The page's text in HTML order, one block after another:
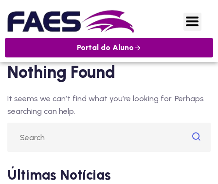
Portal do Aluno
Nothing Found
It seems we can’t find what you’re looking for. Perhaps
searching can help.
Últimas Notícias